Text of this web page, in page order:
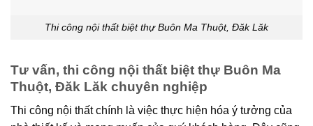
Thi công nội thất biệt thự Buôn Ma Thuột, Đăk Lăk
Tư vấn, thi công nội thất biệt thự Buôn Ma
Thuột, Đăk Lăk chuyên nghiệp
Thi công nội thất chính là việc thực hiện hóa ý tưởng của